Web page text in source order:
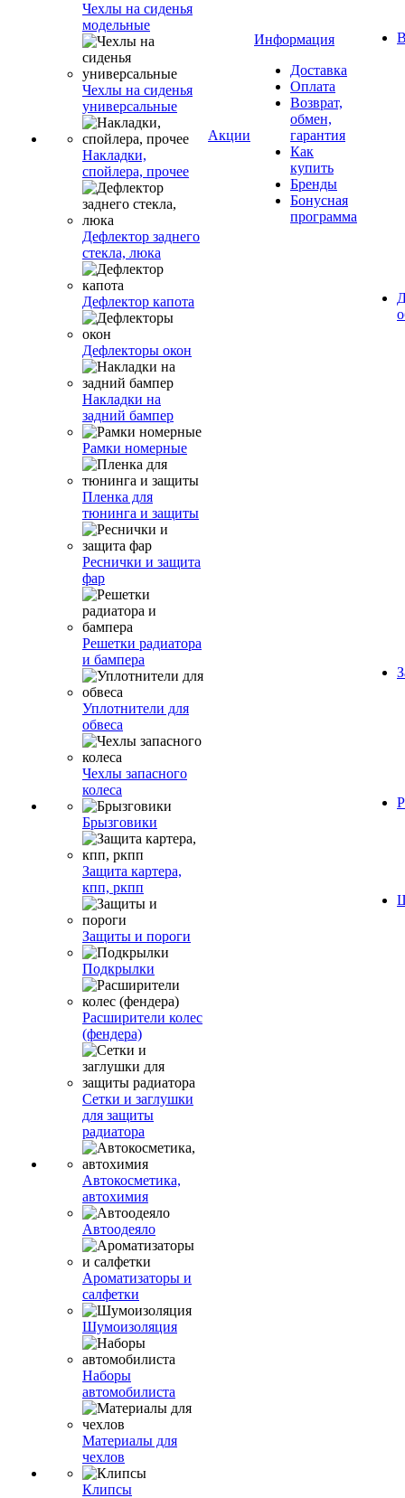
Чехлы на сиденья
модельные
Чехлы на сиденья
универсальные
Накладки,
спойлера, прочее
Дефлектор заднего
стекла, люка
Дефлектор капота
Дефлекторы окон
Накладки на
задний бампер
Рамки номерные
Пленка для
тюнинга и защиты
Реснички и защита
фар
Решетки радиатора
и бампера
Уплотнители для
обвеса
Чехлы запасного
колеса
Брызговики
Защита картера,
кпп, ркпп
Защиты и пороги
Подкрылки
Расширители колес
(фендера)
Сетки и заглушки
для защиты
радиатора
Автокосметика,
автохимия
Автоодеяло
Ароматизаторы и
салфетки
Шумоизоляция
Наборы
автомобилиста
Материалы для
чехлов
Клипсы
Акции
Информация
Доставка
Оплата
Возврат,
обмен,
гарантия
Как
купить
Бренды
Бонусная
программа